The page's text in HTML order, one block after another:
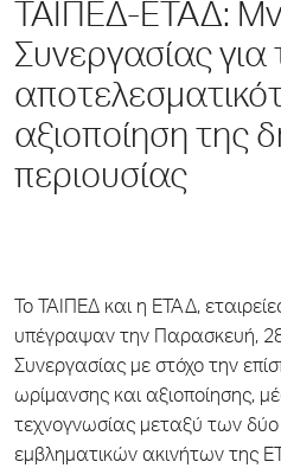
ΤΑΙΠΕΔ-ΕΤΑΔ:
Συνεργασίας για
αξιοποίηση της
περιουσίας
Το ΤΑΙΠΕΔ και η ΕΤΑΔ,
υπέγραψαν την Παρασκευή, 28
Συνεργασίας με στόχο την
ωρίμανσης και αξιοποίησης,
τεχνογνωσίας μεταξύ των δύο
εμβληματικών ακινήτων της